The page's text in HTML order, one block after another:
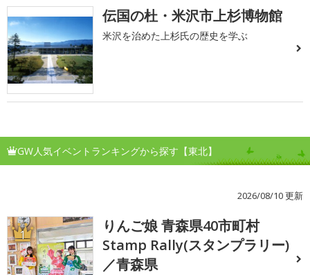
伝国の杜・米沢市上杉博物館
米沢を治めた上杉氏の歴史を学ぶ
GW人気イベントランキングから探す【東北】
2026/08/10 更新
1
りんご娘 青森県40市町村
Stamp Rally(スタンプラリー)
／青森県